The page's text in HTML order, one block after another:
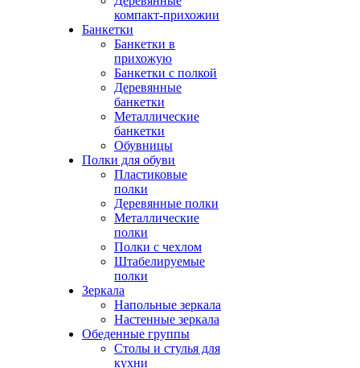
компакт-прихожии
Банкетки
Банкетки в
прихожую
Банкетки с полкой
Деревянные
банкетки
Металлические
банкетки
Обувницы
Полки для обуви
Пластиковые
полки
Деревянные полки
Металлические
полки
Полки с чехлом
Штабелируемые
полки
Зеркала
Напольные зеркала
Настенные зеркала
Обеденные группы
Столы и стулья для
кухни